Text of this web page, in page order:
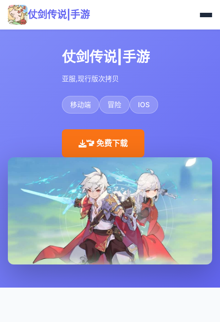
仗剑传说|手游
仗剑传说|手游
亚服,现行版次拷贝
移动端 冒险 IOS
🚾 免费下载